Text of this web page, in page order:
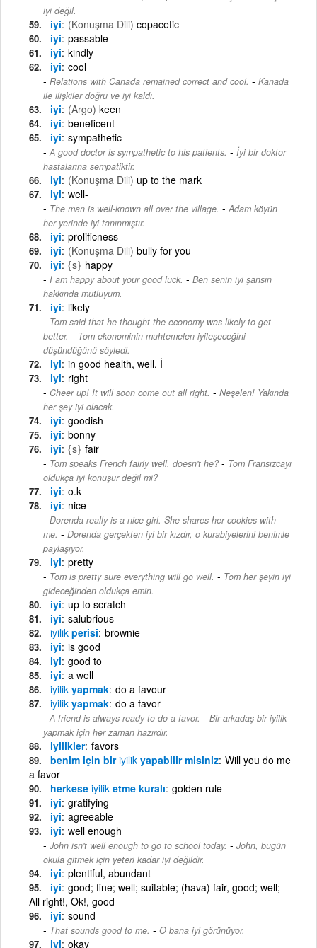
iyi değil.
iyi (Konuşma Dili) copacetic
iyi passable
iyi kindly
iyi cool
Relations with Canada remained correct and cool. - Kanada
ile ilişkiler doğru ve iyi kaldı.
iyi (Argo) keen
iyi beneficent
iyi sympathetic
A good doctor is sympathetic to his patients. - İyi bir doktor
hastalarına sempatiktir.
iyi (Konuşma Dili) up to the mark
iyi well-
The man is well-known all over the village. - Adam köyün
her yerinde iyi tanınmıştır.
iyi prolificness
iyi (Konuşma Dili) bully for you
iyi {s} happy
I am happy about your good luck. - Ben senin iyi şansın
hakkında mutluyum.
iyi likely
Tom said that he thought the economy was likely to get
better. - Tom ekonominin muhtemelen iyileşeceğini
düşündüğünü söyledi.
iyi in good health, well. İ
iyi right
Cheer up! It will soon come out all right. - Neşelen! Yakında
her şey iyi olacak.
iyi goodish
iyi bonny
iyi {s} fair
Tom speaks French fairly well, doesn't he? - Tom Fransızcayı
oldukça iyi konuşur değil mi?
iyi o.k
iyi nice
Dorenda really is a nice girl. She shares her cookies with
me. - Dorenda gerçekten iyi bir kızdır, o kurabiyelerini benimle
paylaşıyor.
iyi pretty
Tom is pretty sure everything will go well. - Tom her şeyin iyi
gideceğinden oldukça emin.
iyi up to scratch
iyi salubrious
iyilik perisi brownie
iyi is good
iyi good to
iyi a well
iyilik yapmak do a favour
iyilik yapmak do a favor
A friend is always ready to do a favor. - Bir arkadaş bir iyilik
yapmak için her zaman hazırdır.
iyilikler favors
benim için biriyilik yapabilir misiniz Will you do me
a favor
herkese iyilik etme kuralı golden rule
iyi gratifying
iyi agreeable
iyi well enough
John isn't well enough to go to school today. - John, bugün
okula gitmek için yeteri kadar iyi değildir.
iyi plentiful, abundant
iyi good; fine; well; suitable; (hava) fair, good; well;
All right!, Ok!, good
iyi sound
That sounds good to me. - O bana iyi görünüyor.
iyi okay